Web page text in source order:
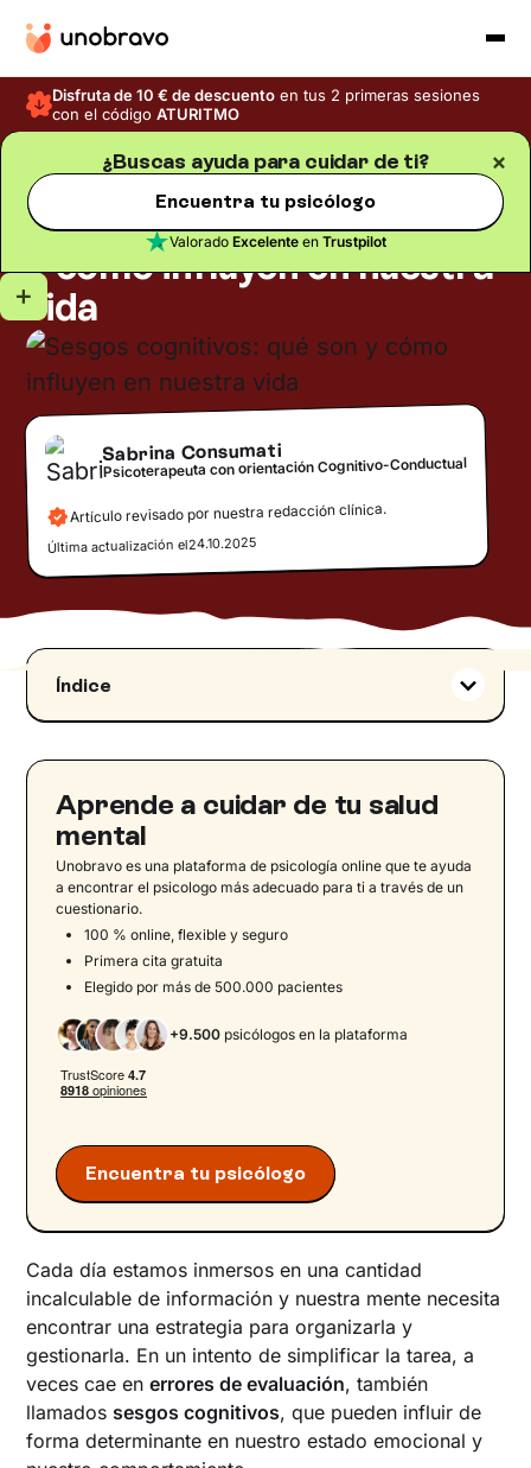
Disfruta de 10 € de descuento en tus 2 primeras sesiones
con el códigoATURITMO
¿Buscas ayuda para cuidar de ti?
Encuentra tu psicólogo
Valorado Excelenteen Trustpilot
Blog Salud mental
Sesgos cognitivos: qué son
y cómo influyen en nuestra
vida
Sabrina Consumati
Psicoterapeuta con orientación Cognitivo-Conductual
Artículo revisado por nuestra redacción clínica.
Última actualización el24.10.2025
Índice
Qué son los sesgos cognitivos
‍¿Cuál es la relación entre heurística y sesgo?
Tipos de sesgo cognitivo
‍Evitar la sobrecarga de información
‍Compensar la información que falta
Elegir qué guardar en la memoria
Elegir rápidamente qué hacer
Códice de los sesgos cognitivos
‍Sesgos cognitivos y marketing
Sesgos cognitivos y trastornos psicológicos
Factores que influyen en el sesgo cognitivo
¿Cómo gestionar, reducir o evitar el sesgo
‍Sesgos y psicología: cómo puede ayudarnos un
profesional de la salud mental
Aprende a cuidar de tu salud
mental
Unobravo es una plataforma de psicología online que te ayuda
a encontrar el psicologo más adecuado para ti a través de un
cuestionario.
Encuentra tu psicólogo
100 % online, flexible y seguro
Primera cita gratuita
Elegido por más de 500.000 pacientes
+9.500 psicólogos en la plataforma
Cada día estamos inmersos en una cantidad
incalculable de información y nuestra mente necesita
encontrar una estrategia para organizarla y
gestionarla. En un intento de simplificar la tarea, a
veces cae enerrores de evaluación, también
llamados sesgos cognitivos, que pueden influir de
forma determinante en nuestro estado emocional y